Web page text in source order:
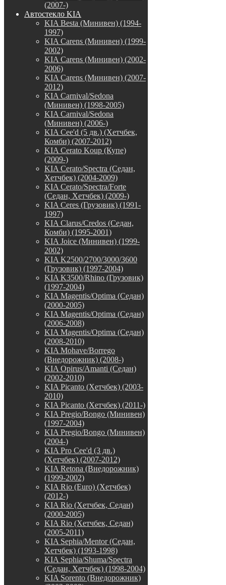
(2007-)
Автостекло KIA
KIA Besta (Минивен) (1994-
1997)
KIA Carens (Минивен) (1999-
2002)
KIA Carens (Минивен) (2002-
2006)
KIA Carens (Минивен) (2007-
2012)
KIA Carnival/Sedona
(Минивен) (1998-2005)
KIA Carnival/Sedona
(Минивен) (2006-)
KIA Cee'd (5 дв.) (Хетчбек,
Комби) (2007-2012)
KIA Cerato Koup (Купе)
(2009-)
KIA Cerato/Spectra (Седан,
Хетчбек) (2004-2009)
KIA Cerato/Spectra/Forte
(Седан, Хетчбек) (2009-)
KIA Ceres (Грузовик) (1991-
1997)
KIA Clarus/Credos (Седан,
Комби) (1995-2001)
KIA Joice (Минивен) (1999-
2002)
KIA K2500/2700/3000/3600
(Грузовик) (1997-2004)
KIA K3500/Rhino (Грузовик)
(1997-2004)
KIA Magentis/Optima (Седан)
(2000-2005)
KIA Magentis/Optima (Седан)
(2006-2008)
KIA Magentis/Optima (Седан)
(2008-2010)
KIA Mohave/Borrego
(Внедорожник) (2008-)
KIA Opirus/Amanti (Седан)
(2002-2010)
KIA Picanto (Хетчбек) (2003-
2010)
KIA Picanto (Хетчбек) (2011-)
KIA Pregio/Bongo (Минивен)
(1997-2004)
KIA Pregio/Bongo (Минивен)
(2004-)
KIA Pro Cee'd (3 дв.)
(Хетчбек) (2007-2012)
KIA Retona (Внедорожник)
(1999-2002)
KIA Rio (Euro) (Хетчбек)
(2012-)
KIA Rio (Хетчбек, Седан)
(2000-2005)
KIA Rio (Хетчбек, Седан)
(2005-2011)
KIA Sephia/Mentor (Седан,
Хетчбек) (1993-1998)
KIA Sephia/Shuma/Spectra
(Седан, Хетчбек) (1998-2004)
KIA Sorento (Внедорожник)